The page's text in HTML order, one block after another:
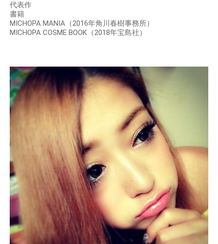
代表作
書籍
MICHOPA MANIA（2016年角川春樹事務所）
MICHOPA COSME BOOK（2018年宝島社）